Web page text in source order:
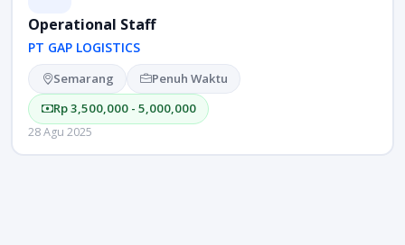
Operational Staff
PT GAP LOGISTICS
Semarang
Penuh Waktu
Rp 3,500,000 - 5,000,000
28 Agu 2025